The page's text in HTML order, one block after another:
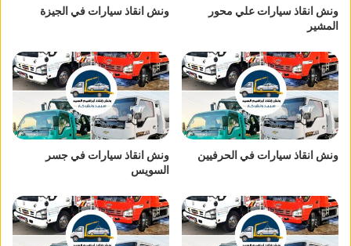
ونش انقاذ سيارات علي محور
المشير
ونش انقاذ سيارات في الجيزة
ونش انقاذ سيارات في الحرفيين
ونش انقاذ سيارات في جسر
السويس